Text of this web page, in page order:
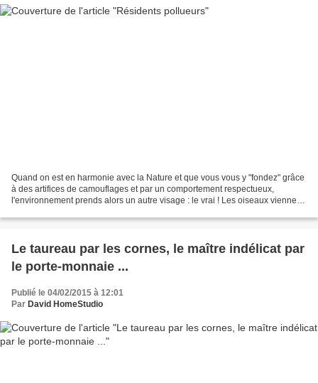
Quand on est en harmonie avec la Nature et que vous vous y "fondez" grâce
à des artifices de camouflages et par un comportement respectueux,
l'environnement prends alors un autre visage : le vrai ! Les oiseaux viennent
Le taureau par les cornes, le maître indélicat par
le porte-monnaie ...
Publié le 04/02/2015 à 12:01
Par David HomeStudio